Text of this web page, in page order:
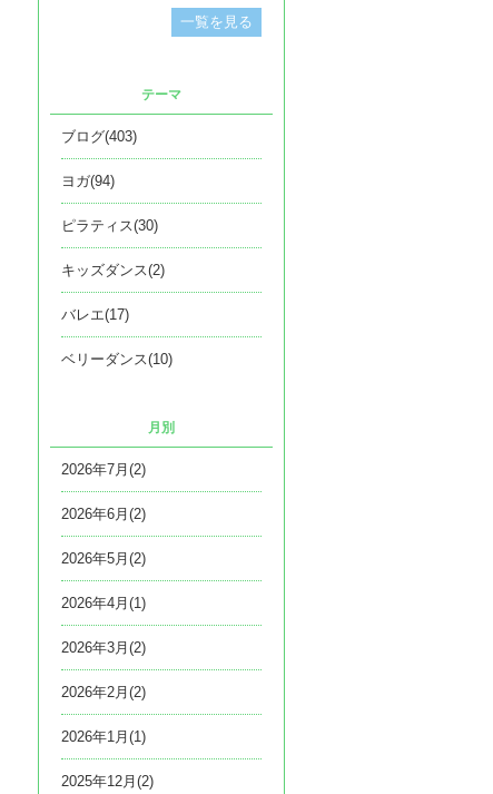
一覧を見る
テーマ
ブログ(403)
ヨガ(94)
ピラティス(30)
キッズダンス(2)
バレエ(17)
ベリーダンス(10)
月別
2026年7月(2)
2026年6月(2)
2026年5月(2)
2026年4月(1)
2026年3月(2)
2026年2月(2)
2026年1月(1)
2025年12月(2)